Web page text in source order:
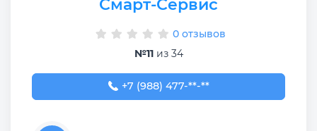
Смарт-Сервис
0 отзывов
№11из 34
+7 (988) 477-01-01
+7 (988) 477-**-**